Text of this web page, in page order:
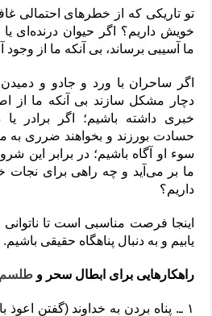
تو تاریکی که از خطر‌های احتمالی
خویش داریم؟ اگر حیوان درنده‌ای
ما آسیبی برساند، بی آنکه ما از وجود
اگر ساحران با ورد و جادو و دمیدن
دچار مشکل سازند بی آنکه ما از
خبری داشته باشیم؛ اگر برادر
حسادت بورزند و بخواهند ضرری به
سوء او آگاه باشیم؛ در برابر این
ما بر می‌آید و چه راهی برای نجات
داریم؟
اینجا فرصت مناسبی است تا
یابیم و به دنبال پناهگاه حقیقی باشیم.
راهکار‌هایی برای ابطال سحر وطلسم
۱ ـ. پناه بردن به خداوند (گفتن